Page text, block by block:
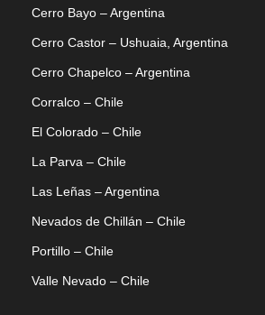
Cerro Bayo – Argentina
Cerro Castor – Ushuaia, Argentina
Cerro Chapelco – Argentina
Corralco – Chile
El Colorado – Chile
La Parva – Chile
Las Leñas – Argentina
Nevados de Chillán – Chile
Portillo – Chile
Valle Nevado – Chile